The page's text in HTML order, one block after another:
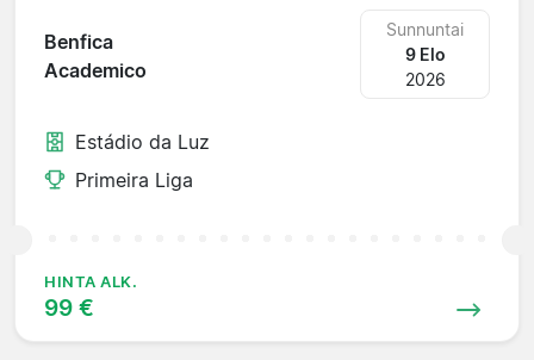
Benfica
Academico
Sunnuntai
9 Elo
2026
Estádio da Luz
Primeira Liga
HINTA ALK.
99 €